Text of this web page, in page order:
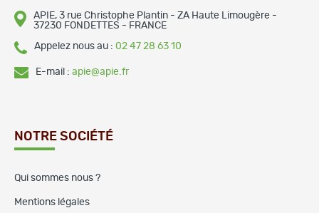
APIE, 3 rue Christophe Plantin - ZA Haute Limougère -
37230 FONDETTES - FRANCE
Appelez nous au : 02 47 28 63 10
E-mail : apie@apie.fr
NOTRE SOCIÉTÉ
Qui sommes nous ?
Mentions légales